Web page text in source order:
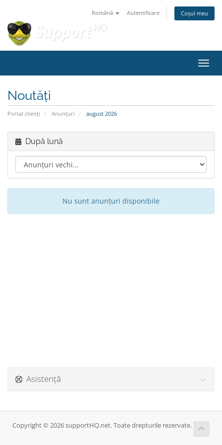
Română Autentificare Coșul meu
Noutăți
Portal clienți Anunțuri august 2026
După lună
Nu sunt anunțuri disponibile
Asistență
Copyright © 2026 supportHQ.net. Toate drepturile rezervate.